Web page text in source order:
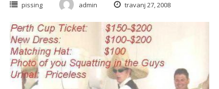
pissing admin travanj 27, 2008